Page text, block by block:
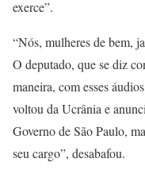
exerce”.
“Nós, mulheres de bem,
O deputado, que se diz
maneira, com esses
voltou da Ucrânia e
Governo de São Paulo,
seu cargo”, desabafou.